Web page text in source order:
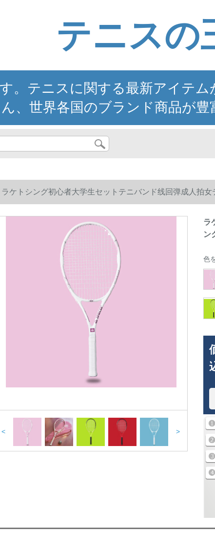
テニスの
。テニスに関する最新アイテ
、世界各国のブランド商品が豊
ラケトシング初心者大学生セットテニバンド线回弹成人拍
< >
ラ
ン
色